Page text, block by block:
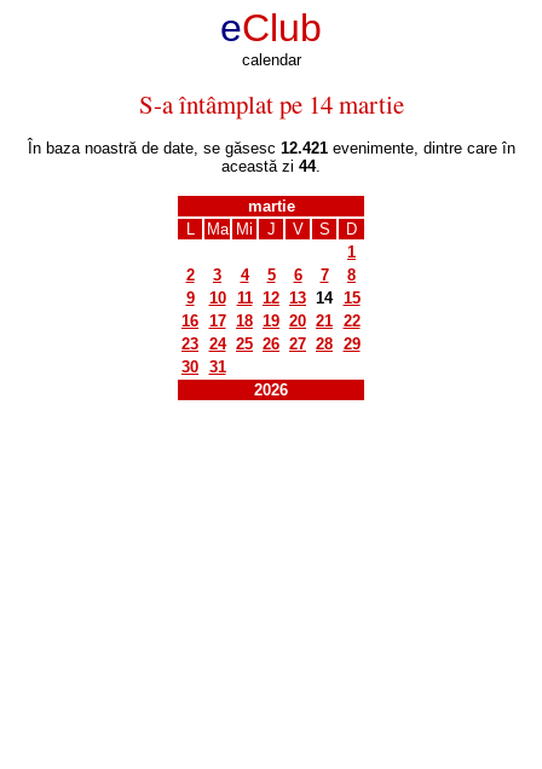
eClub
calendar
S-a întâmplat pe 14 martie
În baza noastră de date, se găsesc 12.421evenimente, dintre care în
această zi 44.
martie
L
Ma Mi J V S
D
1
2
3 4 5 6 7
8
9
10 11 12 13 14 15
16 17 18 19 20 21 22
23 24 25 26 27 28 29
30 31
2026